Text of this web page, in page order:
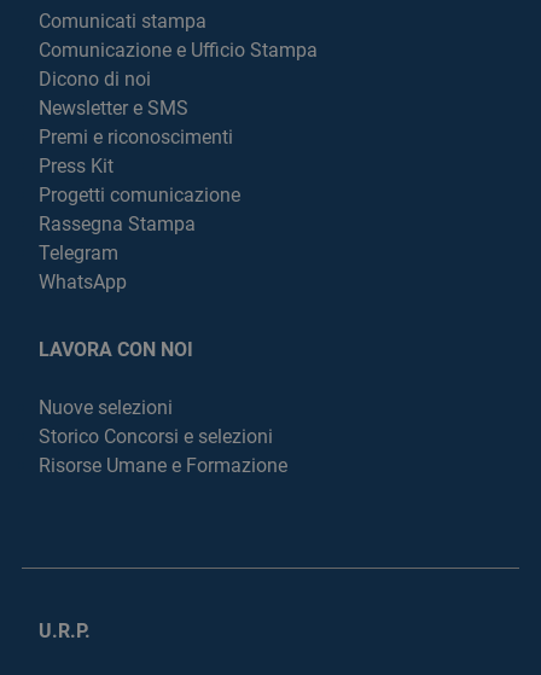
Comunicati stampa
Comunicazione e Ufficio Stampa
Dicono di noi
Newsletter e SMS
Premi e riconoscimenti
Press Kit
Progetti comunicazione
Rassegna Stampa
Telegram
WhatsApp
LAVORA CON NOI
Nuove selezioni
Storico Concorsi e selezioni
Risorse Umane e Formazione
U.R.P.